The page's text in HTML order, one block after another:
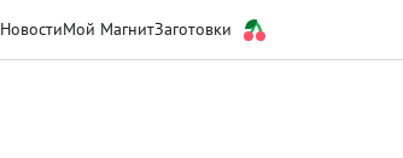
НовостиМой МагнитЗаготовки